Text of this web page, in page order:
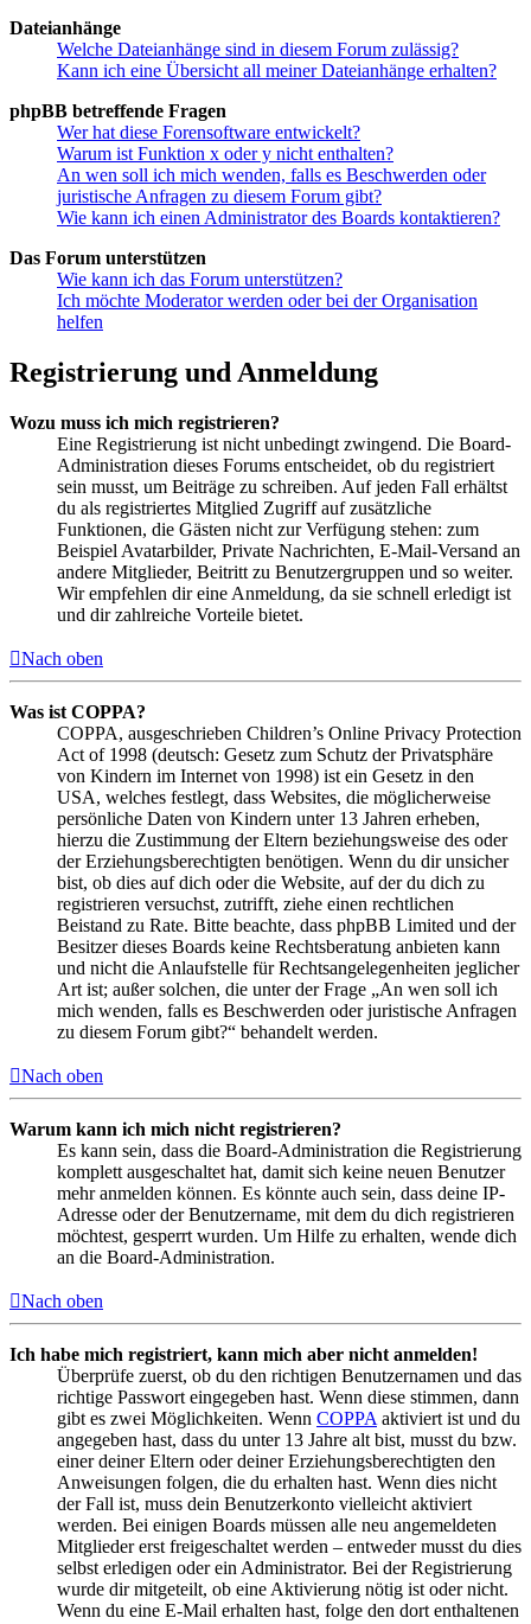
Dateianhänge
Welche Dateianhänge sind in diesem Forum zulässig?
Kann ich eine Übersicht all meiner Dateianhänge erhalten?
phpBB betreffende Fragen
Wer hat diese Forensoftware entwickelt?
Warum ist Funktion x oder y nicht enthalten?
An wen soll ich mich wenden, falls es Beschwerden oder
juristische Anfragen zu diesem Forum gibt?
Wie kann ich einen Administrator des Boards kontaktieren?
Das Forum unterstützen
Wie kann ich das Forum unterstützen?
Ich möchte Moderator werden oder bei der Organisation
helfen
Registrierung und Anmeldung
Wozu muss ich mich registrieren?
Eine Registrierung ist nicht unbedingt zwingend. Die Board-
Administration dieses Forums entscheidet, ob du registriert
sein musst, um Beiträge zu schreiben. Auf jeden Fall erhältst
du als registriertes Mitglied Zugriff auf zusätzliche
Funktionen, die Gästen nicht zur Verfügung stehen: zum
Beispiel Avatarbilder, Private Nachrichten, E-Mail-Versand an
andere Mitglieder, Beitritt zu Benutzergruppen und so weiter.
Wir empfehlen dir eine Anmeldung, da sie schnell erledigt ist
und dir zahlreiche Vorteile bietet.
Nach oben
Was ist COPPA?
COPPA, ausgeschrieben Children’s Online Privacy Protection
Act of 1998 (deutsch: Gesetz zum Schutz der Privatsphäre
von Kindern im Internet von 1998) ist ein Gesetz in den
USA, welches festlegt, dass Websites, die möglicherweise
persönliche Daten von Kindern unter 13 Jahren erheben,
hierzu die Zustimmung der Eltern beziehungsweise des oder
der Erziehungsberechtigten benötigen. Wenn du dir unsicher
bist, ob dies auf dich oder die Website, auf der du dich zu
registrieren versuchst, zutrifft, ziehe einen rechtlichen
Beistand zu Rate. Bitte beachte, dass phpBB Limited und der
Besitzer dieses Boards keine Rechtsberatung anbieten kann
und nicht die Anlaufstelle für Rechtsangelegenheiten jeglicher
Art ist; außer solchen, die unter der Frage „An wen soll ich
mich wenden, falls es Beschwerden oder juristische Anfragen
zu diesem Forum gibt?“ behandelt werden.
Nach oben
Warum kann ich mich nicht registrieren?
Es kann sein, dass die Board-Administration die Registrierung
komplett ausgeschaltet hat, damit sich keine neuen Benutzer
mehr anmelden können. Es könnte auch sein, dass deine IP-
Adresse oder der Benutzername, mit dem du dich registrieren
möchtest, gesperrt wurden. Um Hilfe zu erhalten, wende dich
an die Board-Administration.
Nach oben
Ich habe mich registriert, kann mich aber nicht anmelden!
Überprüfe zuerst, ob du den richtigen Benutzernamen und das
richtige Passwort eingegeben hast. Wenn diese stimmen, dann
gibt es zwei Möglichkeiten. Wenn COPPA aktiviert ist und du
angegeben hast, dass du unter 13 Jahre alt bist, musst du bzw.
einer deiner Eltern oder deiner Erziehungsberechtigten den
Anweisungen folgen, die du erhalten hast. Wenn dies nicht
der Fall ist, muss dein Benutzerkonto vielleicht aktiviert
werden. Bei einigen Boards müssen alle neu angemeldeten
Mitglieder erst freigeschaltet werden – entweder musst du dies
selbst erledigen oder ein Administrator. Bei der Registrierung
wurde dir mitgeteilt, ob eine Aktivierung nötig ist oder nicht.
Wenn du eine E-Mail erhalten hast, folge den dort enthaltenen